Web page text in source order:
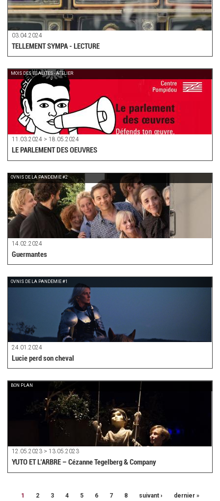
03.04.2024
TELLEMENT SYMPA - LECTURE
MOIS DES EGALITES - ATELIER
11.03.2024 > 18.05.2024
LE PARLEMENT DES OEUVRES
OVNIS DE LA PANDEMIE #2
14.02.2024
Guermantes
OVNIS DE LA PANDEMIE #1
24.01.2024
Lucie perd son cheval
BON PLAN
12.05.2023 > 13.05.2023
YUTO ET L’ARBRE – Cézanne Tegelberg & Company
1 2 3 4 5 6 7 8 suivant › dernier »